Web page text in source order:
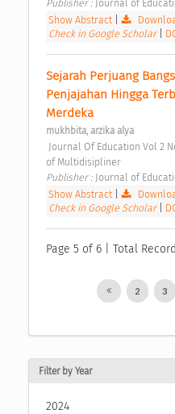
Publisher : Journal of
Show Abstract|
Check in Google Scholar
Sejarah Perjuang
Penjajahan Hingga
Merdeka
mukhbita, arzika alya
of Multidisipliner
Publisher : Journal of
Show Abstract|
Check in Google Scholar
Page 5 of 6 | Total
2 3
Filter by Year
2024